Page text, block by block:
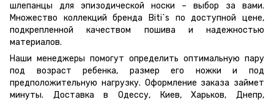
шлепанцы для эпизодической носки – выбор за вами.
Множество коллекций бренда Biti`s по доступной цене,
подкрепленной качеством пошива и надежностью
материалов.
Наши менеджеры помогут определить оптимальную пару
под возраст ребенка, размер его ножки и под
предположительную нагрузку. Оформление заказа займет
минуты. Доставка в Одессу, Киев, Харьков, Днепр,